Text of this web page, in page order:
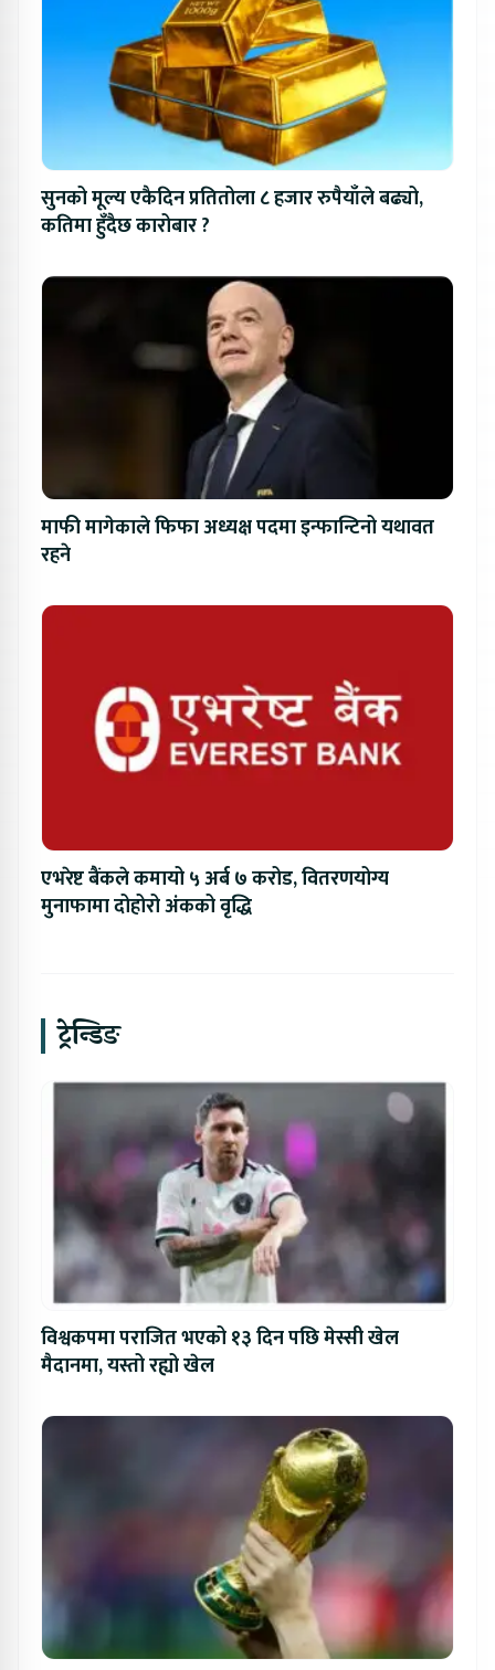
सुनको मूल्य एकैदिन प्रतितोला ८ हजार रुपैयाँले बढ्यो,
कतिमा हुँदैछ कारोबार ?
माफी मागेकाले फिफा अध्यक्ष पदमा इन्फान्टिनो यथावत
रहने
एभरेष्ट बैंकले कमायो ५ अर्ब ७ करोड, वितरणयोग्य
मुनाफामा दोहोरो अंकको वृद्धि
ट्रेन्डिङ
विश्वकपमा पराजित भएको १३ दिन पछि मेस्सी खेल
मैदानमा, यस्तो रह्यो खेल